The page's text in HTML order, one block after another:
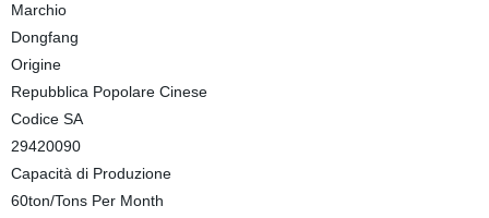
Marchio
Dongfang
Origine
Repubblica Popolare Cinese
Codice SA
29420090
Capacità di Produzione
60ton/Tons Per Month